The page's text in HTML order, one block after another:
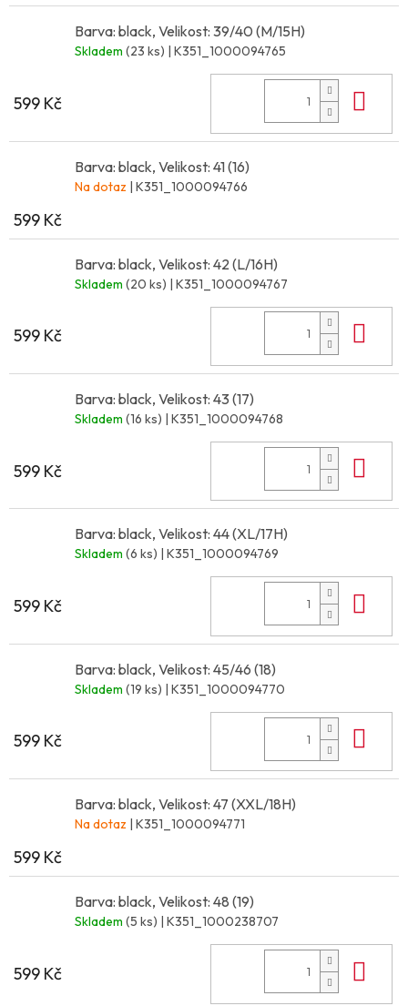
Barva: black, Velikost: 39/40 (M/15H)
Skladem (23 ks) | K351_1000094765
599 Kč
Barva: black, Velikost: 41 (16)
Na dotaz | K351_1000094766
599 Kč
Barva: black, Velikost: 42 (L/16H)
Skladem (20 ks) | K351_1000094767
599 Kč
Barva: black, Velikost: 43 (17)
Skladem (16 ks) | K351_1000094768
599 Kč
Barva: black, Velikost: 44 (XL/17H)
Skladem (6 ks) | K351_1000094769
599 Kč
Barva: black, Velikost: 45/46 (18)
Skladem (19 ks) | K351_1000094770
599 Kč
Barva: black, Velikost: 47 (XXL/18H)
Na dotaz | K351_1000094771
599 Kč
Barva: black, Velikost: 48 (19)
Skladem (5 ks) | K351_1000238707
599 Kč